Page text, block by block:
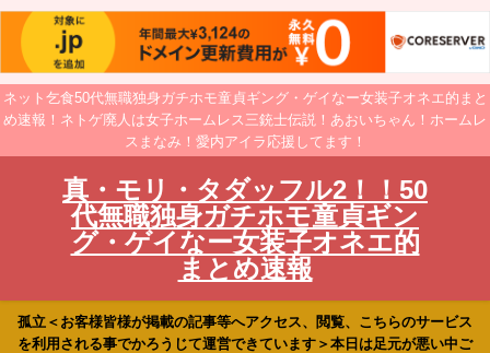
ネット乞食50代無職独身ガチホモ童貞ギング・ゲイなー女装子オネエ的まと
め速報！ネトゲ廃人は女子ホームレス三銃士伝説！あおいちゃん！ホームレ
スまなみ！愛内アイラ応援してます！
真・モリ・タダッフル2！！50
代無職独身ガチホモ童貞ギン
グ・ゲイなー女装子オネエ的
まとめ速報
孤立＜お客様皆様が掲載の記事等へアクセス、閲覧、こちらのサービス
を利用される事でかろうじて運営できています＞本日は足元が悪い中ご